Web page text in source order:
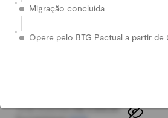
Calcular
Comparar índices:
CDI Dólar comercial
Total investido:R$ 5.000,00
Migração concluída
Opere pelo BTG Pactual a partir de